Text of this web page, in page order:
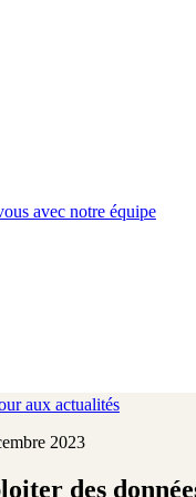
avec notre équipe
aux actualités
2023
des